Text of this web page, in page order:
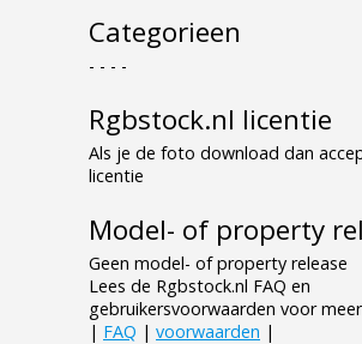
Categorieen
- - - -
Rgbstock.nl licentie
Als je de foto download dan
licentie
Model- of property
Geen model- of property release
Lees de Rgbstock.nl FAQ en
gebruikersvoorwaarden voor
| FAQ | voorwaarden |